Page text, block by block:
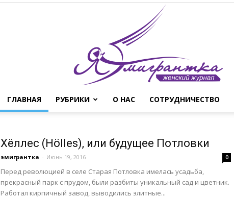
журнал
ГЛАВНАЯ РУБРИКИ О НАС СОТРУДНИЧЕСТВО
Хёллес (Hölles), или будущее Потловки
эмигрантка - Июнь 19, 2016 0
Перед революцией в селе Старая Потловка имелась усадьба,
прекрасный парк с прудом, были разбиты уникальный сад и цветник.
Работал кирпичный завод, выводились элитные...